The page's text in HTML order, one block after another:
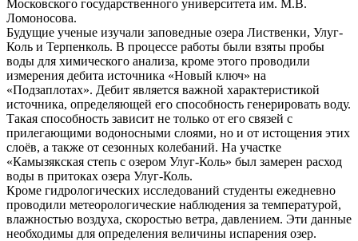
Московского государственного университета им. М.В.
Ломоносова.
Будущие ученые изучали заповедные озера Лиственки, Улуг-
Коль и Терпенколь. В процессе работы были взяты пробы
воды для химического анализа, кроме этого проводили
измерения дебита источника «Новый ключ» на
«Подзаплотах». Дебит является важной характеристикой
источника, определяющей его способность генерировать воду.
Такая способность зависит не только от его связей с
прилегающими водоносными слоями, но и от истощения этих
слоёв, а также от сезонных колебаний. На участке
«Камызякская степь с озером Улуг-Коль» был замерен расход
воды в притоках озера Улуг-Коль.
Кроме гидрологических исследований студенты ежедневно
проводили метеорологические наблюдения за температурой,
влажностью воздуха, скоростью ветра, давлением. Эти данные
необходимы для определения величины испарения озер.